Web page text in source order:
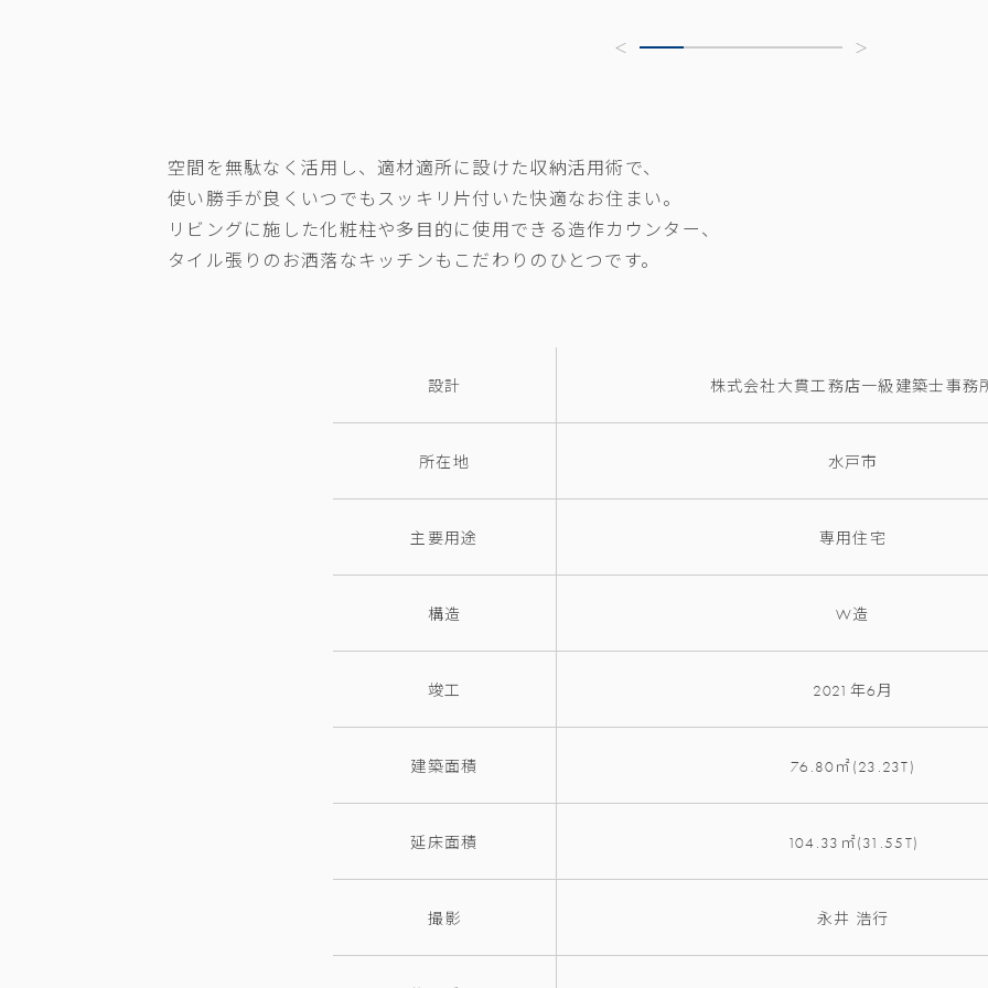
空間を無駄なく活用し、適材適所に設けた収納活用術で、
使い勝手が良くいつでもスッキリ片付いた快適なお住まい。
リビングに施した化粧柱や多目的に使用できる造作カウンター、
タイル張りのお洒落なキッチンもこだわりのひとつです。
設計 株式会社大貫工務店一級建築士事務
所在地 水戸市
主要用途 専用住宅
構造 W造
竣工 2021年6月
建築面積 76.80㎡(23.23T)
延床面積 104.33㎡(31.55T)
撮影 永井 浩行